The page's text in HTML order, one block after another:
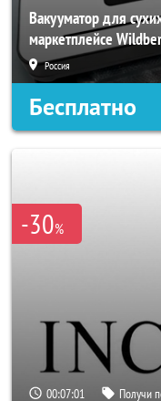
Вакууматор для
маркетплейсе
Россия
Бесплатно
-30%
00:06:58 Получи